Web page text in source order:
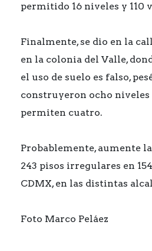
permitido 16 niveles y 110
Finalmente, se dio en la
en la colonia del Valle,
el uso de suelo es falso,
construyeron ocho niveles
permiten cuatro.
Probablemente, aumente
243 pisos irregulares en
CDMX, en las distintas
Foto Marco Peláez